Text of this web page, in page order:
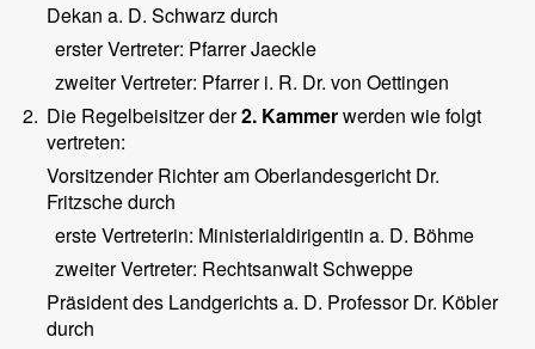
Dekan a. D. Schwarz durch
erster Vertreter: Pfarrer Jaeckle
zweiter Vertreter: Pfarrer i. R. Dr. von Oettingen
2. Die Regelbeisitzer der2. Kammerwerden wie folgt
vertreten:
Vorsitzender Richter am Oberlandesgericht Dr.
Fritzsche durch
erste Vertreterin: Ministerialdirigentin a. D. Böhme
zweiter Vertreter: Rechtsanwalt Schweppe
Präsident des Landgerichts a. D. Professor Dr. Köbler
durch